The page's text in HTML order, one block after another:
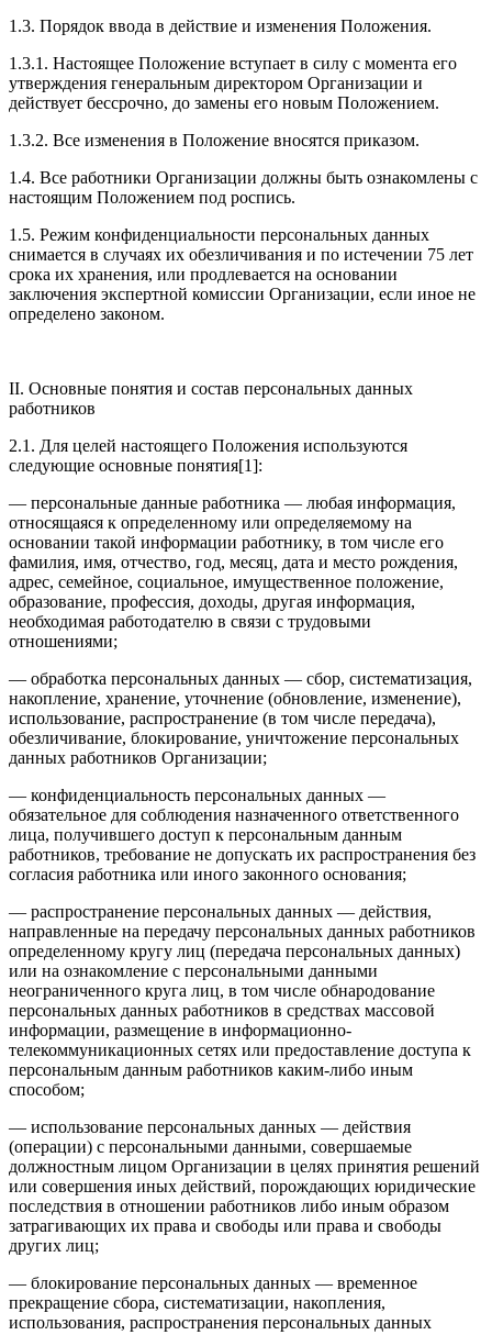
1.3. Порядок ввода в действие и изменения Положения.
1.3.1. Настоящее Положение вступает в силу с момента его
утверждения генеральным директором Организации и
действует бессрочно, до замены его новым Положением.
1.3.2. Все изменения в Положение вносятся приказом.
1.4. Все работники Организации должны быть ознакомлены с
настоящим Положением под роспись.
1.5. Режим конфиденциальности персональных данных
снимается в случаях их обезличивания и по истечении 75 лет
срока их хранения, или продлевается на основании
заключения экспертной комиссии Организации, если иное не
определено законом.
II. Основные понятия и состав персональных данных
работников
2.1. Для целей настоящего Положения используются
следующие основные понятия[1]:
— персональные данные работника — любая информация,
относящаяся к определенному или определяемому на
основании такой информации работнику, в том числе его
фамилия, имя, отчество, год, месяц, дата и место рождения,
адрес, семейное, социальное, имущественное положение,
образование, профессия, доходы, другая информация,
необходимая работодателю в связи с трудовыми
отношениями;
— обработка персональных данных — сбор, систематизация,
накопление, хранение, уточнение (обновление, изменение),
использование, распространение (в том числе передача),
обезличивание, блокирование, уничтожение персональных
данных работников Организации;
— конфиденциальность персональных данных —
обязательное для соблюдения назначенного ответственного
лица, получившего доступ к персональным данным
работников, требование не допускать их распространения без
согласия работника или иного законного основания;
— распространение персональных данных — действия,
направленные на передачу персональных данных работников
определенному кругу лиц (передача персональных данных)
или на ознакомление с персональными данными
неограниченного круга лиц, в том числе обнародование
персональных данных работников в средствах массовой
информации, размещение в информационно-
телекоммуникационных сетях или предоставление доступа к
персональным данным работников каким-либо иным
способом;
— использование персональных данных — действия
(операции) с персональными данными, совершаемые
должностным лицом Организации в целях принятия решений
или совершения иных действий, порождающих юридические
последствия в отношении работников либо иным образом
затрагивающих их права и свободы или права и свободы
других лиц;
— блокирование персональных данных — временное
прекращение сбора, систематизации, накопления,
использования, распространения персональных данных